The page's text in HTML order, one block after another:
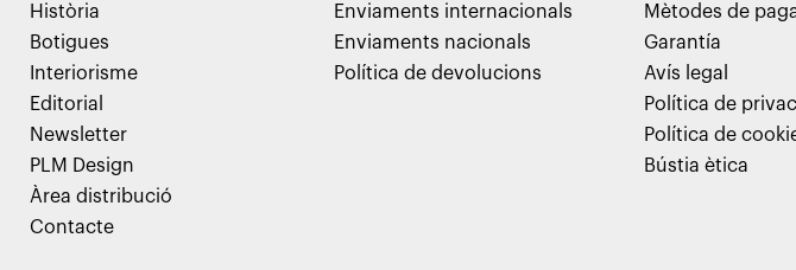
Història
Botigues
Interiorisme
Editorial
Newsletter
PLM Design
Àrea distribució
Contacte
Enviaments internacionals
Enviaments nacionals
Política de devolucions
Mètodes de
Garantía
Avís legal
Política de
Política de
Bústia ètica